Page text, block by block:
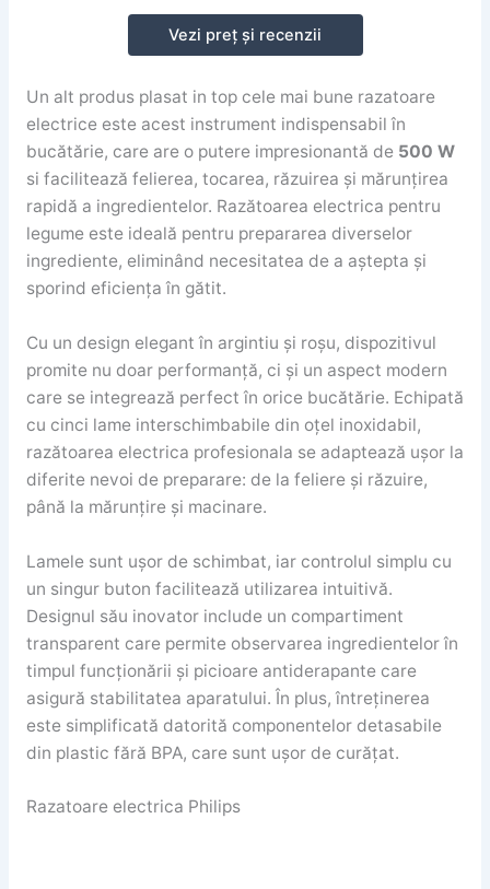
Vezi preț și recenzii
Un alt produs plasat in top cele mai bune razatoare
electrice este acest instrument indispensabil în
bucătărie, care are o putere impresionantă de 500 W
si facilitează felierea, tocarea, răzuirea și mărunțirea
rapidă a ingredientelor. Razătoarea electrica pentru
legume este ideală pentru prepararea diverselor
ingrediente, eliminând necesitatea de a aștepta și
sporind eficiența în gătit.
Cu un design elegant în argintiu și roșu, dispozitivul
promite nu doar performanță, ci și un aspect modern
care se integrează perfect în orice bucătărie. Echipată
cu cinci lame interschimbabile din oțel inoxidabil,
razătoarea electrica profesionala se adaptează ușor la
diferite nevoi de preparare: de la feliere și răzuire,
până la mărunțire și macinare.
Lamele sunt ușor de schimbat, iar controlul simplu cu
un singur buton facilitează utilizarea intuitivă.
Designul său inovator include un compartiment
transparent care permite observarea ingredientelor în
timpul funcționării și picioare antiderapante care
asigură stabilitatea aparatului. În plus, întreținerea
este simplificată datorită componentelor detasabile
din plastic fără BPA, care sunt ușor de curățat.
Razatoare electrica Philips